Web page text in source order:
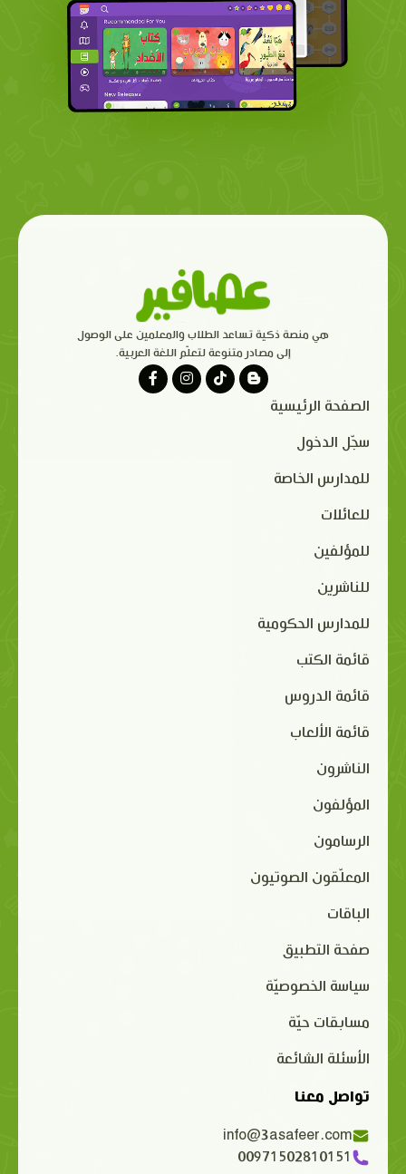
هي منصة ذكية تساعد الطلاب والمعلمين على الوصول
إلى مصادر متنوعة لتعلّم اللغة العربية.
الصفحة الرئيسية
سجّل الدخول
للمدارس الخاصة
للعائلات
للمؤلفين
للناشرين
للمدارس الحكومية
قائمة الكتب
قائمة الدروس
قائمة الألعاب
الناشرون
المؤلفون
الرسامون
المعلّقون الصوتيون
الباقات
صفحة التطبيق
سياسة الخصوصيّة
مسابقات حيّة
الأسئلة الشائعة
تواصل معنا
info@3asafeer.com
00971502810151